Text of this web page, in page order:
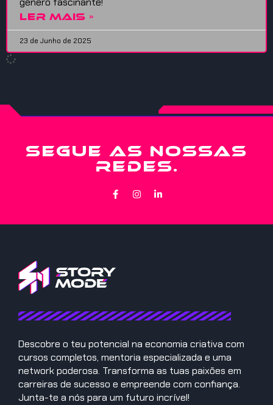
LER MAIS »
23 de Junho de 2025
SEGUE AS NOSSAS
REDES.
Descobre o teu potencial na economia criativa com
cursos completos, mentoria especializada e uma
network poderosa. Transforma as tuas paixões em
carreiras de sucesso e empreende com confiança.
Junta-te a nós para um futuro incrível!